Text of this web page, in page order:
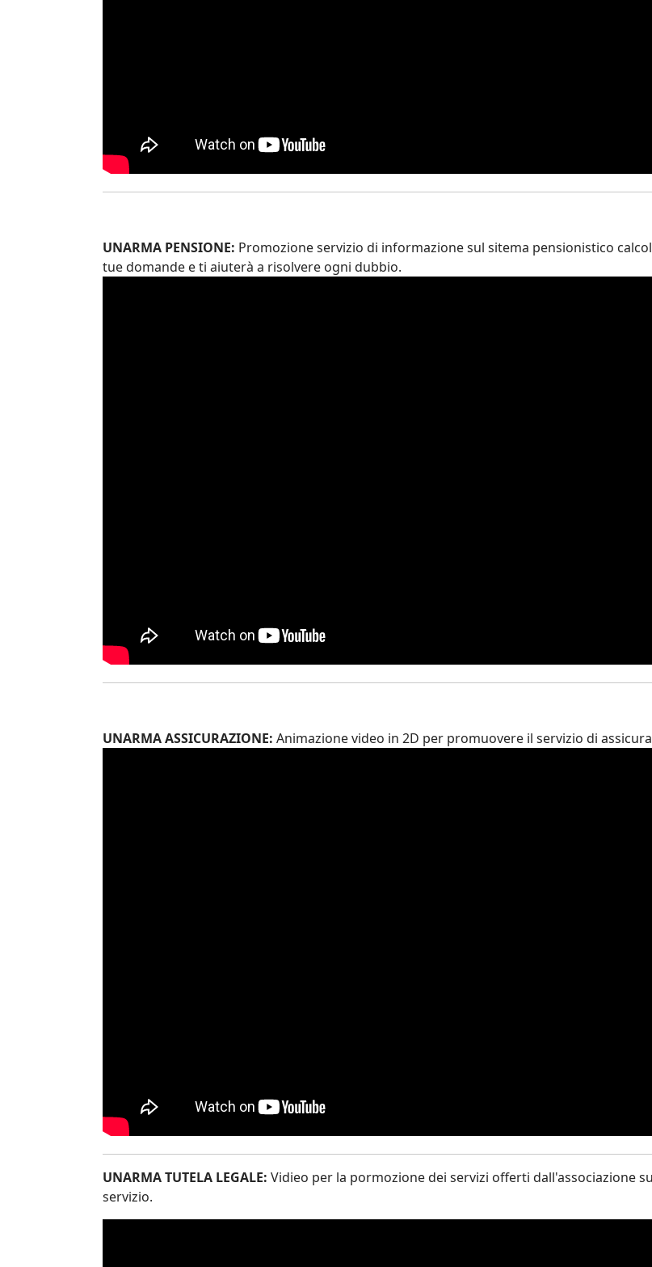
UNARMA PENSIONE: Promozione servizio di informazione sul sitema pensionistico
tue domande e ti aiuterà a risolvere ogni dubbio.
UNARMA ASSICURAZIONE: Animazione video in 2D per promuovere il servizio di
UNARMA TUTELA LEGALE: Vidieo per la pormozione dei servizi offerti dall'associazione
servizio.